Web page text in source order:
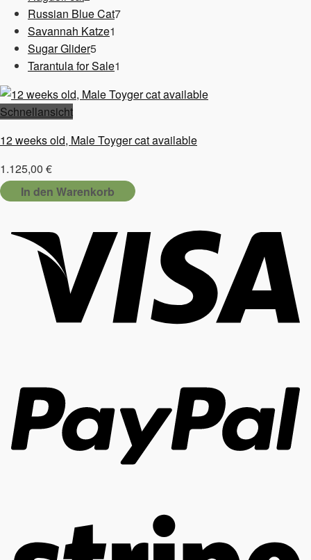
Produkte
Russian Blue Cat77
Savannah Katze1
Sugar Glider55
Produkte
Tarantula for Sale1
Schnellansicht
12 weeks old, Male Toyger cat available
1.125,00 €
In den Warenkorb